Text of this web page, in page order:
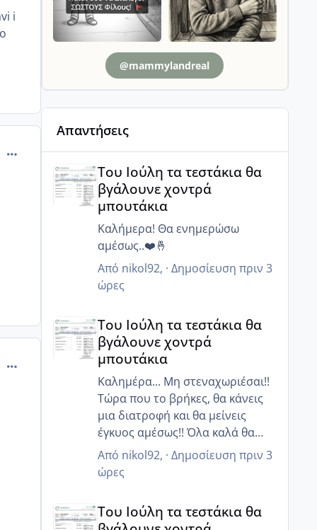
i
comment_894952
comment_894955
@mammylandreal
Απαντήσεις
Του Ιούλη τα τεστάκια θα
βγάλουνε χοντρά
μπουτάκια
Καλήμερα! Θα ενημερώσω
αμέσως..❤️🤞
Από nikol92, · Δημοσίευση πριν 3
ώρες
Του Ιούλη τα τεστάκια θα
βγάλουνε χοντρά
μπουτάκια
Καλημέρα... Μη στεναχωριέσαι!!
Τώρα που το βρήκες, θα κάνεις
μια διατροφή και θα μείνεις
έγκυος αμέσως!! Όλα καλά θα
πάνε είμαι σίγουρη!!!❤️❤️
Από nikol92, · Δημοσίευση πριν 3
ώρες
Του Ιούλη τα τεστάκια θα